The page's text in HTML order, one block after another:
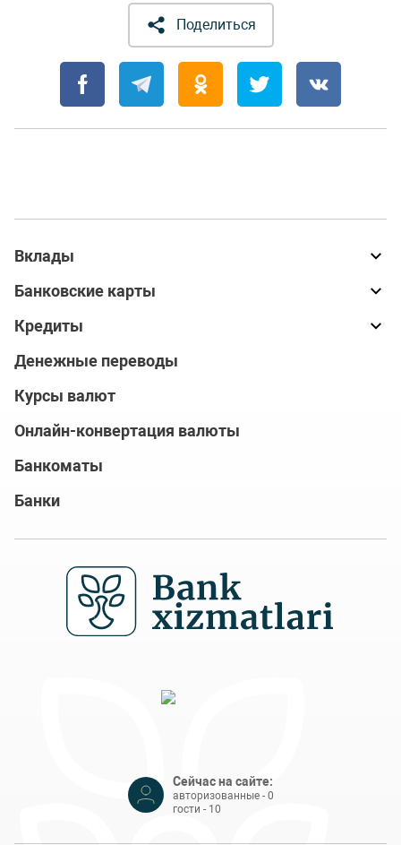
Поделиться
Вклады
Банковские карты
Кредиты
Денежные переводы
Курсы валют
Онлайн-конвертация валюты
Банкоматы
Банки
Сейчас на сайте:
авторизованные - 0
гости - 10